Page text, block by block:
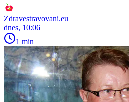
Zdravestravovani.eu
dnes, 10:06
1 min